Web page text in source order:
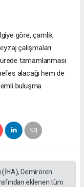
göre, çamlık
çalışmaları
tamamlanması
alacağı hem de
buluşma
(İHA), Demirören
eklenen tüm